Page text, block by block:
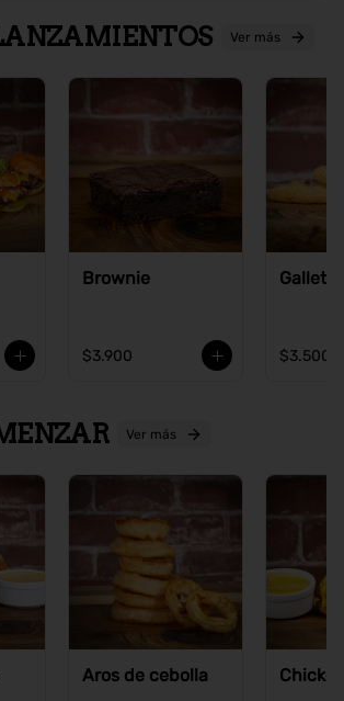
Ver más
Brownie
$3.900
Galletas
$3.500
Ver más
Aros de cebolla